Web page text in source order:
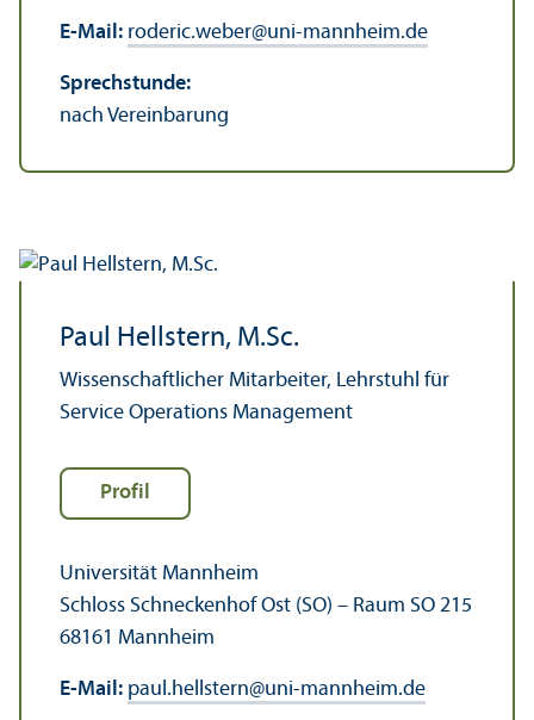
E-Mail: roderic.weber@uni-mannheim.de
Sprechstunde:
nach Vereinbarung
Paul Hellstern, M.Sc.
Wissenschaft­licher Mitarbeiter, Lehr­stuhl für
Service Operations Management
Profil
Universität Mannheim
Schloss Schneckenhof Ost (SO) – Raum SO 215
68161 Mannheim
E-Mail: paul.hellstern@uni-mannheim.de